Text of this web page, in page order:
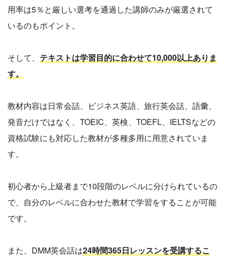
用率は5％と厳しい選考を通過した講師のみが厳選されて
いるのもポイント。
そして、 テキストは学習目的に合わせて10,000以上ありま
す。
教材内容は日常会話、ビジネス英語、旅行英会話、語彙、
発音だけではなく、TOEIC、英検、TOEFL、IELTSなどの
資格試験にも対応した教材が多種多用に用意されていま
す。
初心者から上級者まで10段階のレベルに分けられているの
で、自分のレベルに合わせた教材で学習をすることが可能
です。
また、DMM英会話は24時間365日レッスンを受講するこ